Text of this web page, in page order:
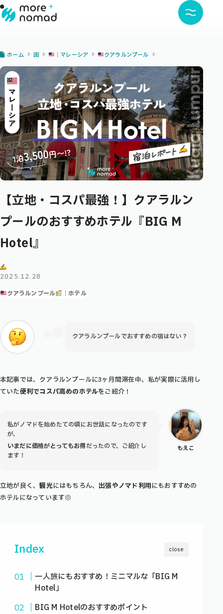
ホーム 国 ｜マレーシア クアラルンプール
【立地・コスパ最強！】クアラルン
プールのおすすめホテル『BIG M
Hotel』
2025.12.28
クアラルンプール
｜ホテル
クアラルンプールでおすすめの宿はない？
本記事では、クアラルンプールに3ヶ月間滞在中、私が実際に活用し
ていた便利でコスパ高めのホテルをご紹介！
もえこ
私がノマドを始めたての頃にお世話になったのです
が、
いまだに価格がとってもお得だったので、ご紹介し
ます！
立地が良く、観光にはもちろん、 出張やノマド利用にもおすすめの
ホテルになっています◎
close
Index
一人旅にもおすすめ！ミニマルな「BIG M
Hotel」
BIG M Hotelのおすすめポイント